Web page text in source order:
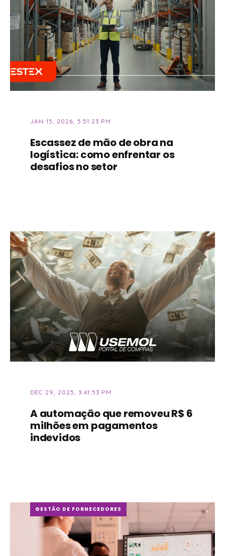
JAN 15, 2026, 5:51:23 PM
Escassez de mão de obra na
logística: como enfrentar os
desafios no setor
DEC 29, 2025, 3:41:53 PM
A automação que removeu R$ 6
milhões em pagamentos
indevidos
GESTÃO DE FORNECEDORES